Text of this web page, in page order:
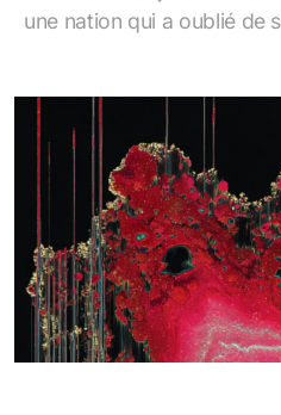
une nation qui a oublié de